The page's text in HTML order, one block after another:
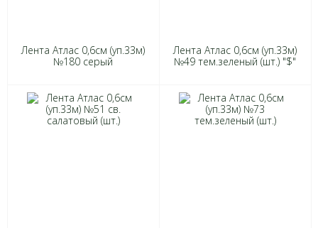
Лента Атлас 0,6см (уп.33м)
№180 серый
Лента Атлас 0,6см (уп.33м)
№49 тем.зеленый (шт.) "$"